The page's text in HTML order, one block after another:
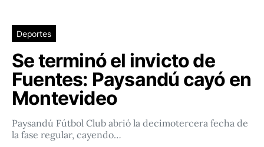
Deportes
Se terminó el invicto de
Fuentes: Paysandú cayó en
Montevideo
Paysandú Fútbol Club abrió la decimotercera fecha de
la fase regular, cayendo…